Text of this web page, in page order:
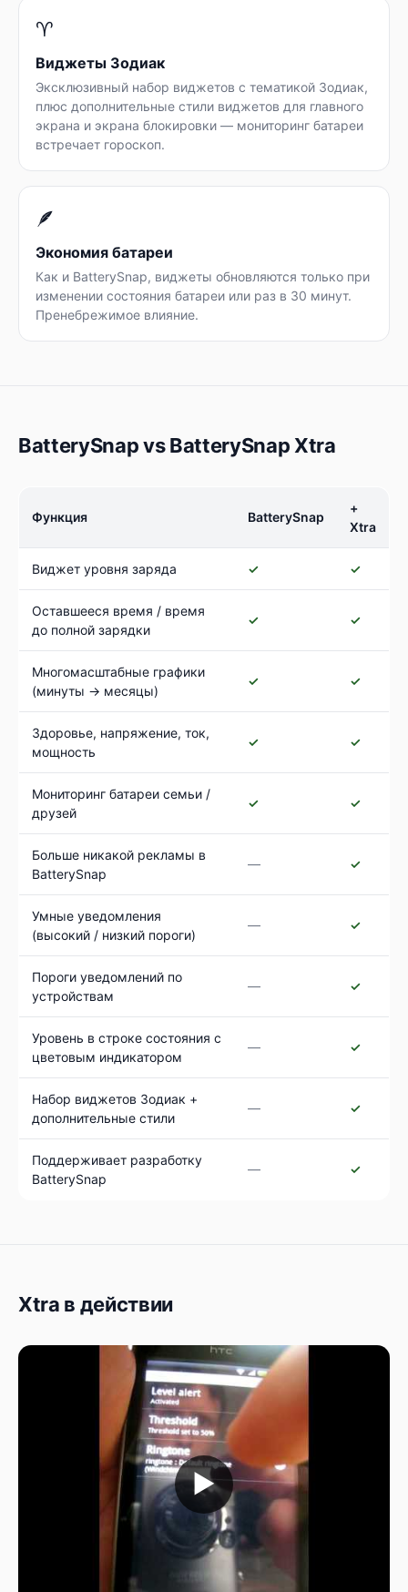
♈
Виджеты Зодиак
Эксклюзивный набор виджетов с тематикой Зодиак,
плюс дополнительные стили виджетов для главного
экрана и экрана блокировки — мониторинг батареи
встречает гороскоп.
🪶
Экономия батареи
Как и BatterySnap, виджеты обновляются только при
изменении состояния батареи или раз в 30 минут.
Пренебрежимое влияние.
BatterySnap vs BatterySnap Xtra
Функция BatterySnap
+
Xtra
Виджет уровня заряда ✓ ✓
Оставшееся время / время
до полной зарядки
✓ ✓
Многомасштабные графики
(минуты → месяцы)
✓ ✓
Здоровье, напряжение, ток,
мощность
✓ ✓
Мониторинг батареи семьи /
друзей
✓ ✓
Больше никакой рекламы в
BatterySnap
— ✓
Умные уведомления
(высокий / низкий пороги)
— ✓
Пороги уведомлений по
устройствам
— ✓
Уровень в строке состояния с
цветовым индикатором
— ✓
Набор виджетов Зодиак +
дополнительные стили
— ✓
Поддерживает разработку
BatterySnap
— ✓
Xtra в действии
▶